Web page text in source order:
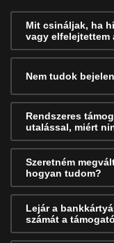
Mit csináljak, ha
vagy elfelejtettem
Nem tudok
Rendszeres
utalással, miért
Szeretném
hogyan tudom?
Lejár a
számát a